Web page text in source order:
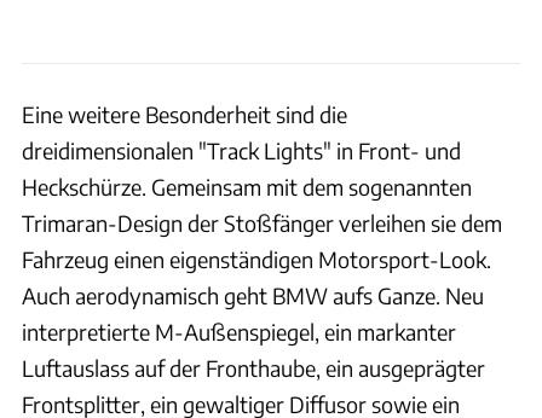
Eine weitere Besonderheit sind die
dreidimensionalen "Track Lights" in Front- und
Heckschürze. Gemeinsam mit dem sogenannten
Trimaran-Design der Stoßfänger verleihen sie dem
Fahrzeug einen eigenständigen Motorsport-Look.
Auch aerodynamisch geht BMW aufs Ganze. Neu
interpretierte M-Außenspiegel, ein markanter
Luftauslass auf der Fronthaube, ein ausgeprägter
Frontsplitter, ein gewaltiger Diffusor sowie ein